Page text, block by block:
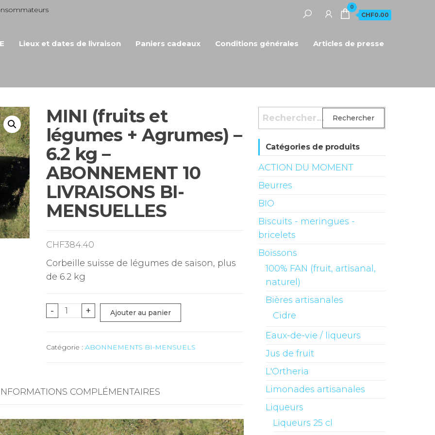
0
CHF0.00
Lieux et dates de livraison Paniers cadeaux Conditions générales Articles de presse
MINI (fruits et
légumes + Agrumes) –
6.2 kg –
ABONNEMENT 10
LIVRAISONS BI-
MENSUELLES
CHF384.40
Corbeille suisse de légumes de saison, plus
de 6.2 kg
-
quantité
(fruits
+
-
6.2
+ Ajouter au panier
Catégorie : ABONNEMENTS BI-MENSUELS
COMPLÉMENTAIRES
Rechercher :
Catégories de produits
ACTION DU MOMENT
Beurres
BIO
Biscuits - meringues -
bricelets
Boissons
100% FAN (fruit, artisanal,
naturel)
Bières artisanales
Cidre
Eaux-de-vie / liqueurs
Jus de fruit
L'Ortheria
Limonades artisanales
Liqueurs
Liqueurs 25 cl